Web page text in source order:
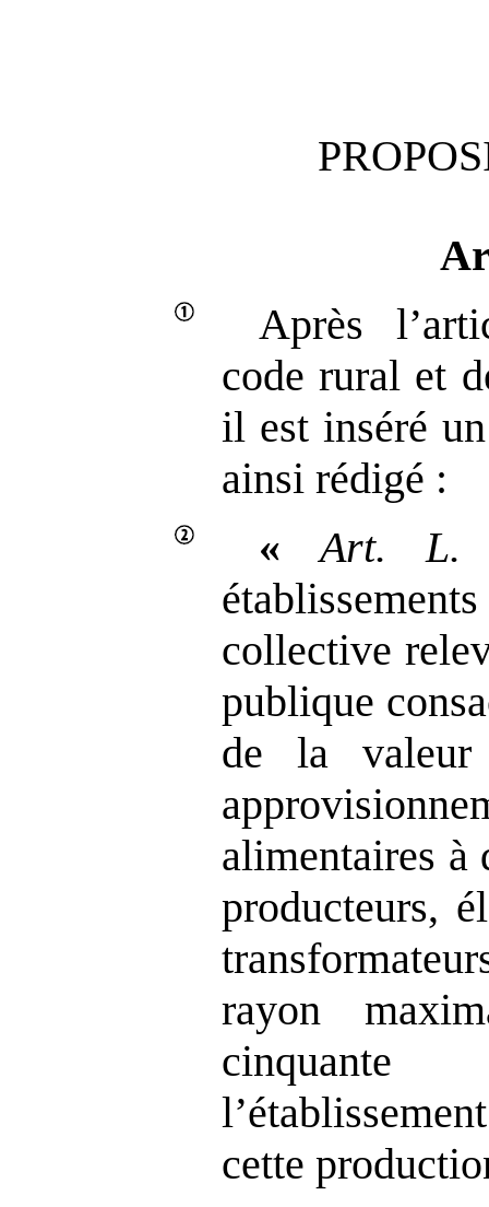
Après
code rural et
il est inséré
ainsi rédigé :
«
Art.
L.
collective
publique
de la valeur
alimentaires à
producteurs,
rayon
cette